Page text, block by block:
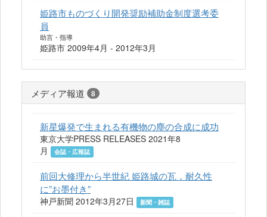
姫路市ものづくり開発奨励補助金制度選考委
員
助言・指導
姫路市 2009年4月 - 2012年3月
メディア報道 8
新星爆発で生まれる有機物の塵の合成に成功
東京大学PRESS RELEASES 2021年8
月
会誌・広報誌
前回大修理から半世紀 姫路城の瓦，耐久性
に”お墨付き”
神戸新聞 2012年3月27日 新聞・雑誌